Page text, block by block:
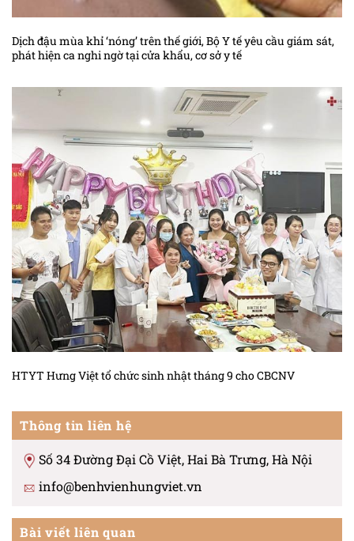
Dịch đậu mùa khỉ ‘nóng’ trên thế giới, Bộ Y tế yêu cầu giám sát,
phát hiện ca nghi ngờ tại cửa khẩu, cơ sở y tế
HTYT Hưng Việt tổ chức sinh nhật tháng 9 cho CBCNV
Thông tin liên hệ
Số 34 Đường Đại Cồ Việt, Hai Bà Trưng, Hà Nội
info@benhvienhungviet.vn
Bài viết liên quan